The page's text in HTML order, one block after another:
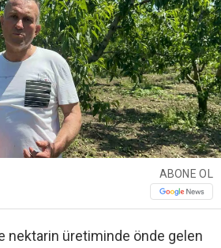
ABONE OL
nektarin üretiminde önde gelen